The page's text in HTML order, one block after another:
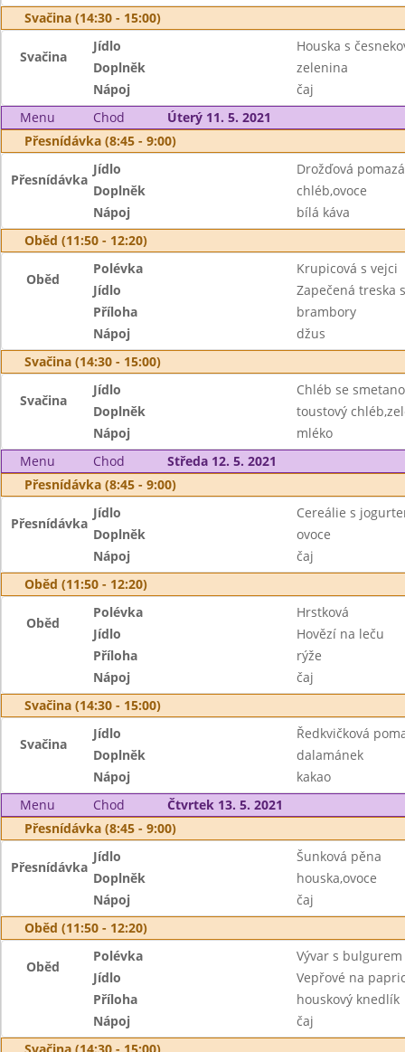
Svačina (14:30 - 15:00)
Svačina
Jídlo
Houska s
Doplněk
zelenina
Nápoj
čaj
Menu
Chod
Úterý 11. 5. 2021
Přesnídávka (8:45 - 9:00)
Přesnídávka
Jídlo
Drožďová
Doplněk
chléb,ovoce
Nápoj
bílá káva
Oběd (11:50 - 12:20)
Oběd
Polévka
Krupicová s vejci
Jídlo
Zapečená treska
Příloha
brambory
Nápoj
džus
Svačina (14:30 - 15:00)
Svačina
Jídlo
Chléb se
Doplněk
toustový
Nápoj
mléko
Menu
Chod
Středa 12. 5. 2021
Přesnídávka (8:45 - 9:00)
Přesnídávka
Jídlo
Cereálie s
Doplněk
ovoce
Nápoj
čaj
Oběd (11:50 - 12:20)
Oběd
Polévka
Hrstková
Jídlo
Hovězí na leču
Příloha
rýže
Nápoj
čaj
Svačina (14:30 - 15:00)
Svačina
Jídlo
Ředkvičková
Doplněk
dalamánek
Nápoj
kakao
Menu
Chod
Čtvrtek 13. 5. 2021
Přesnídávka (8:45 - 9:00)
Přesnídávka
Jídlo
Šunková pěna
Doplněk
houska,ovoce
Nápoj
čaj
Oběd (11:50 - 12:20)
Oběd
Polévka
Vývar s bulgurem
Jídlo
Vepřové na
Příloha
houskový knedlík
Nápoj
čaj